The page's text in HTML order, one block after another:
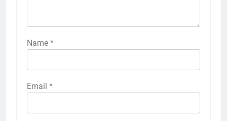
Name *
Email *